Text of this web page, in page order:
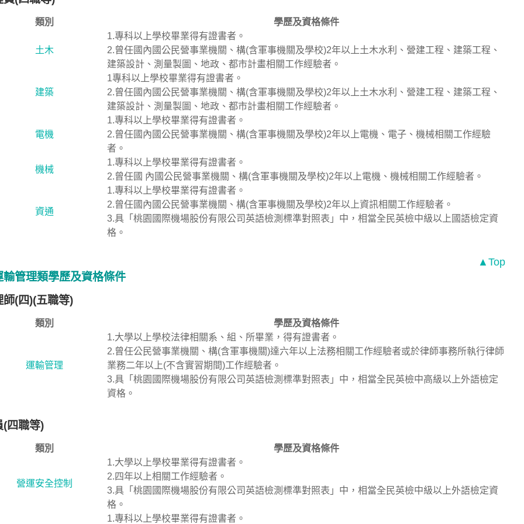
類別 學歷及資格條件
土木
1.專科以上學校畢業得有證書者。
2.曾任國內國公民營事業機關、構(含軍事機關及學校)2年以上土木水利、營建工程、建築工程、
建築設計、測量製圖、地政、都市計畫相關工作經驗者。
建築
1專科以上學校畢業得有證書者。
2.曾任國內國公民營事業機關、構(含軍事機關及學校)2年以上土木水利、營建工程、建築工程、
建築設計、測量製圖、地政、都市計畫相關工作經驗者。
電機
1.專科以上學校畢業得有證書者。
2.曾任國內國公民營事業機關、構(含軍事機關及學校)2年以上電機、電子、機械相關工作經驗
者。
機械
1.專科以上學校畢業得有證書者。
2.曾任國 內國公民營事業機關、構(含軍事機關及學校)2年以上電機、機械相關工作經驗者。
資通
1.專科以上學校畢業得有證書者。
2.曾任國內國公民營事業機關、構(含軍事機關及學校)2年以上資訊相關工作經驗者。
3.具「桃園國際機場股份有限公司英語檢測標準對照表」中，相當全民英檢中級以上國語檢定資
格。
▲Top
輸管理類學歷及資格條件
師(四)(五職等)
類別 學歷及資格條件
運輸管理
1.大學以上學校法律相關系、組、所畢業，得有證書者。
2.曾任公民營事業機關、構(含軍事機關)達六年以上法務相關工作經驗者或於律師事務所執行律師
業務二年以上(不含實習期間)工作經驗者。
3.具「桃園國際機場股份有限公司英語檢測標準對照表」中，相當全民英檢中高級以上外語檢定
資格。
(四職等)
類別 學歷及資格條件
營運安全控制
1.大學以上學校畢業得有證書者。
2.四年以上相關工作經驗者。
3.具「桃園國際機場股份有限公司英語檢測標準對照表」中，相當全民英檢中級以上外語檢定資
格。
1.專科以上學校畢業得有證書者。